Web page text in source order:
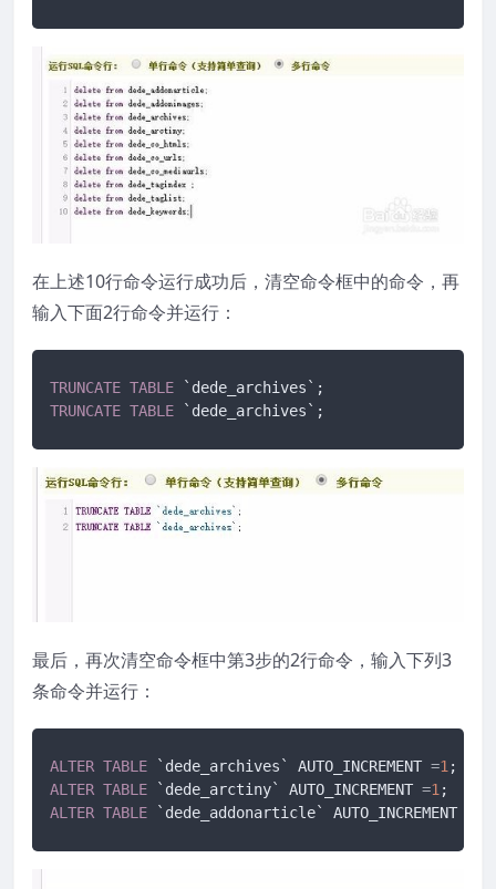
在上述10行命令运行成功后，清空命令框中的命令，再
输入下面2行命令并运行：
TRUNCATE TABLE
TRUNCATE TABLE `dede_archives`;
最后，再次清空命令框中第3步的2行命令，输入下列3
条命令并运行：
ALTER TABLE `dede_archives` AUTO_INCREMENT =1
ALTER TABLE `dede_arctiny` AUTO_INCREMENT =1
ALTER TABLE `dede_addonarticle` AUTO_INCREMENT